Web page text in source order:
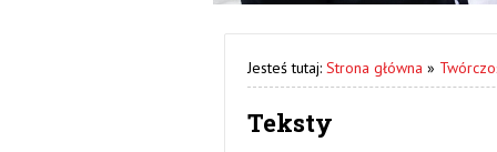
Jesteś tutaj: Strona główna »
Teksty